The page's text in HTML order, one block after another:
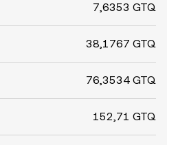
7,6353 GTQ
38,1767 GTQ
76,3534 GTQ
152,71 GTQ